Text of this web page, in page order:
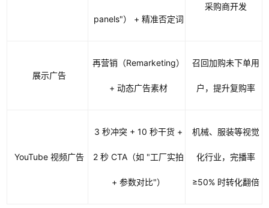
panels"） + 精准否定词
采购商开发
展示广告
再营销（Remarketing）
+ 动态广告素材
召回加购未下单用
户，提升复购率
YouTube 视频广告
3 秒冲突 + 10 秒干货 +
2 秒 CTA（如 "工厂实拍
+ 参数对比"）
机械、服装等视觉
化行业，完播率
≥50% 时转化翻倍